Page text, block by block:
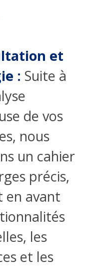
et
: Suite à
de vos
nous
un cahier
précis,
en avant
les
et les